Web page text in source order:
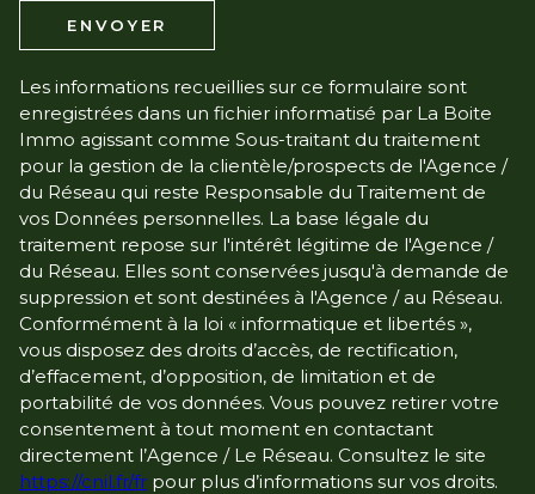
ENVOYER
Les informations recueillies sur ce formulaire sont
enregistrées dans un fichier informatisé par La Boite
Immo agissant comme Sous-traitant du traitement
pour la gestion de la clientèle/prospects de l'Agence /
du Réseau qui reste Responsable du Traitement de
vos Données personnelles. La base légale du
traitement repose sur l'intérêt légitime de l'Agence /
du Réseau. Elles sont conservées jusqu'à demande de
suppression et sont destinées à l'Agence / au Réseau.
Conformément à la loi « informatique et libertés »,
vous disposez des droits d’accès, de rectification,
d’effacement, d’opposition, de limitation et de
portabilité de vos données. Vous pouvez retirer votre
consentement à tout moment en contactant
directement l’Agence / Le Réseau. Consultez le site
https://cnil.fr/fr pour plus d’informations sur vos droits.